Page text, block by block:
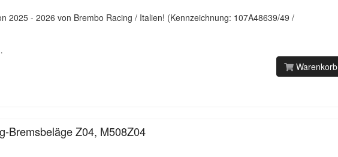
2025 - 2026 von Brembo Racing / Italien! (Kennzeichnung: 107A48639/49 /
Warenkorb
Bremsbeläge Z04, M508Z04